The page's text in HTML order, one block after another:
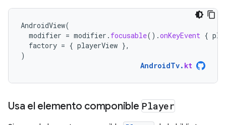
AndroidView(
modifier = modifier . focusable().onKeyEvent {
factory = { playerView },
)
AndroidTv. kt
Usa el elemento componible Player